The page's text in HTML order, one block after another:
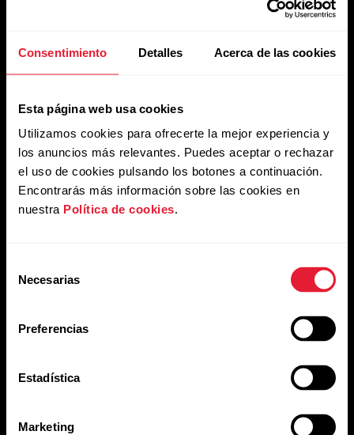
Consentimiento Detalles Acerca de las cookies
Esta página web usa cookies
Utilizamos cookies para ofrecerte la mejor experiencia y
los anuncios más relevantes. Puedes aceptar o rechazar
el uso de cookies pulsando los botones a continuación.
Encontrarás más información sobre las cookies en
nuestra Política de cookies.
Necesarias
Preferencias
Estadística
Marketing
Integración con otras
plataformas
Tus usuarios finales podrán compartir fácilmente los
datos con sus aplicaciones de fitness favoritas.